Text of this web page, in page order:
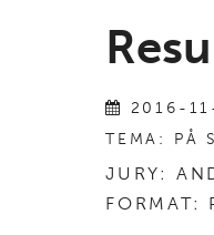
2016-
TEMA: PÅ
JURY:
FORMAT: